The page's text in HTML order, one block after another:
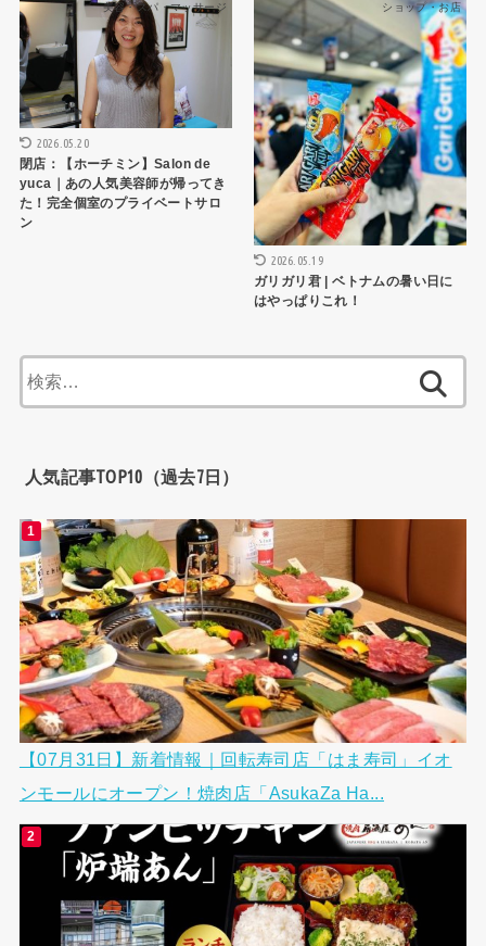
美容・スパ・マッサージ
2026.05.20
閉店：【ホーチミン】Salon de
yuca｜あの人気美容師が帰ってき
た！完全個室のプライベートサロ
ン
ショップ・お店
2026.05.19
ガリガリ君 | ベトナムの暑い日に
はやっぱりこれ！
索:
人気記事TOP10（過去7日）
【07月31日】新着情報｜回転寿司店「はま寿司」イオ
ンモールにオープン！焼肉店「AsukaZa Ha...